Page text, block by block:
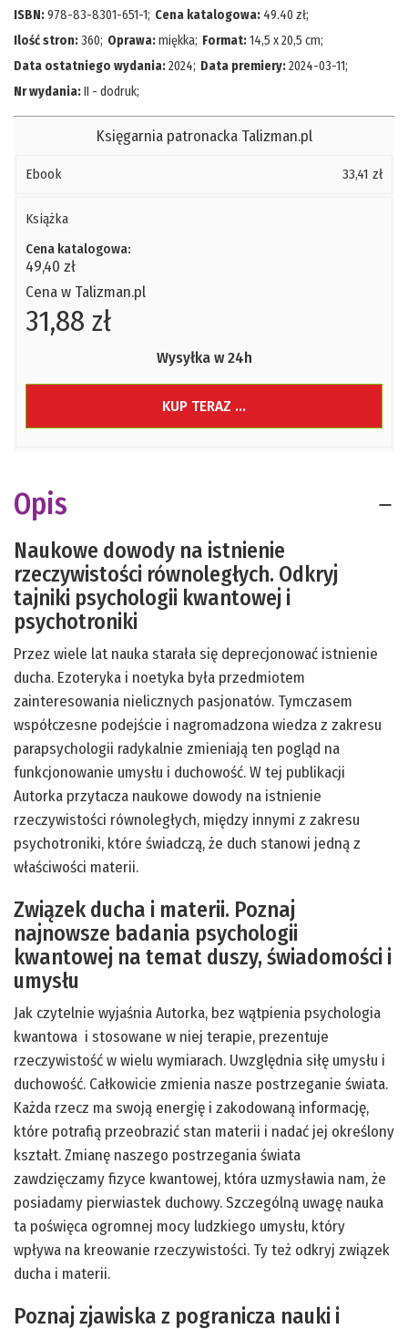
ISBN:978-83-8301-651-1; Cena katalogowa: 49.40 zł;
Ilość stron:360; Oprawa:miękka; Format:14,5 x 20,5 cm;
Data ostatniego wydania:2024; Data premiery:2024-03-11;
Nr wydania:II - dodruk;
Księgarnia patronacka Talizman.pl
Ebook 33,41 zł
Książka
Cena katalogowa:
49,40 zł
Cena w Talizman.pl
31,88 zł
Wysyłka w 24h
KUP TERAZ ...
Opis
Naukowe dowody na istnienie
rzeczywistości równoległych. Odkryj
tajniki psychologii kwantowej i
psychotroniki
Przez wiele lat nauka starała się deprecjonować istnienie
ducha. Ezoteryka i noetyka była przedmiotem
zainteresowania nielicznych pasjonatów. Tymczasem
współczesne podejście i nagromadzona wiedza z zakresu
parapsychologii radykalnie zmieniają ten pogląd na
funkcjonowanie umysłu i duchowość. W tej publikacji
Autorka przytacza naukowe dowody na istnienie
rzeczywistości równoległych, między innymi z zakresu
psychotroniki, które świadczą, że duch stanowi jedną z
właściwości materii.
Związek ducha i materii. Poznaj
najnowsze badania psychologii
kwantowej na temat duszy, świadomości i
umysłu
Jak czytelnie wyjaśnia Autorka, bez wątpienia psychologia
kwantowa i stosowane w niej terapie, prezentuje
rzeczywistość w wielu wymiarach. Uwzględnia siłę umysłu i
duchowość. Całkowicie zmienia nasze postrzeganie świata.
Każda rzecz ma swoją energię i zakodowaną informację,
które potrafią przeobrazić stan materii i nadać jej określony
kształt. Zmianę naszego postrzegania świata
zawdzięczamy fizyce kwantowej, która uzmysławia nam, że
posiadamy pierwiastek duchowy. Szczególną uwagę nauka
ta poświęca ogromnej mocy ludzkiego umysłu, który
wpływa na kreowanie rzeczywistości. Ty też odkryj związek
ducha i materii.
Poznaj zjawiska z pogranicza nauki i